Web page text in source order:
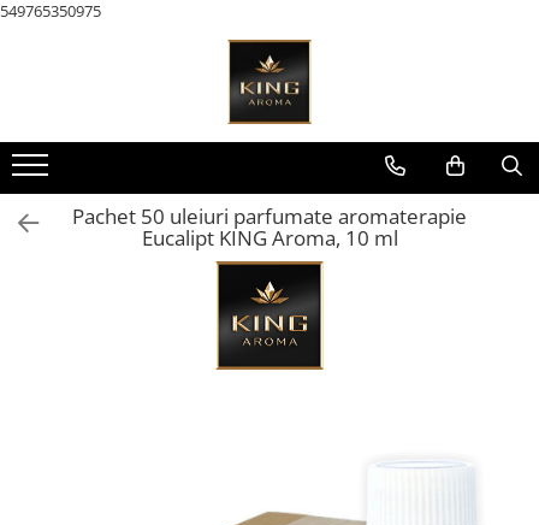
549765350975
Pachete Karoma
KAROMA Discovery – Seturi &
Testare
Pachete Uleiuri Parfumate
Pachet 50 uleiuri parfumate aromaterapie
Eucalipt KING Aroma, 10 ml